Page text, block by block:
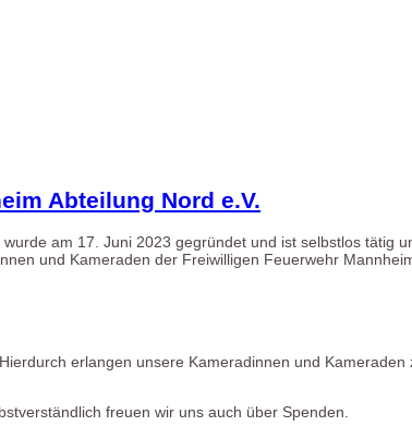
Abteilung Nord e.V.
am 17. Juni 2023 gegründet und ist selbstlos tätig
und Kameraden der Freiwilligen Feuerwehr
erlangen unsere Kameradinnen und
freuen wir uns auch über Spenden.